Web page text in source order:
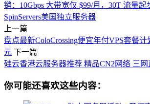
销：10Gbps 大带宽仅 $99/月，30T 流量起
SpinServers美国独立服务器
上一篇
盘点最新ColoCrossing便宜年付VPS套餐
元 下一篇
硅云香港云服务器推荐 精品CN2网络 三
你可能还喜欢这些内容：